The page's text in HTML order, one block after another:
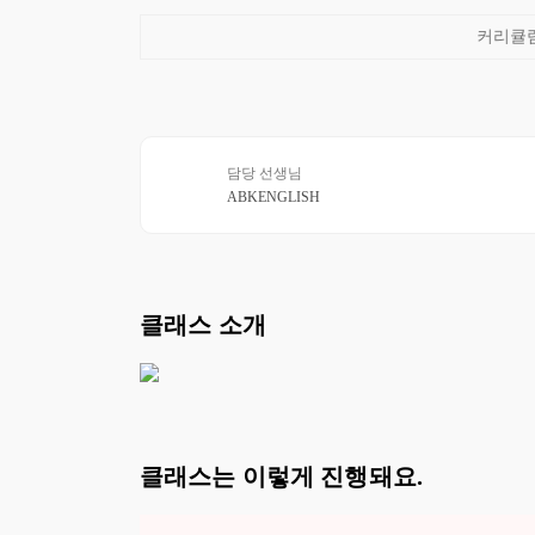
담당 선생님
ABKENGLISH
클래스 소개
클래스는 이렇게 진행돼요.